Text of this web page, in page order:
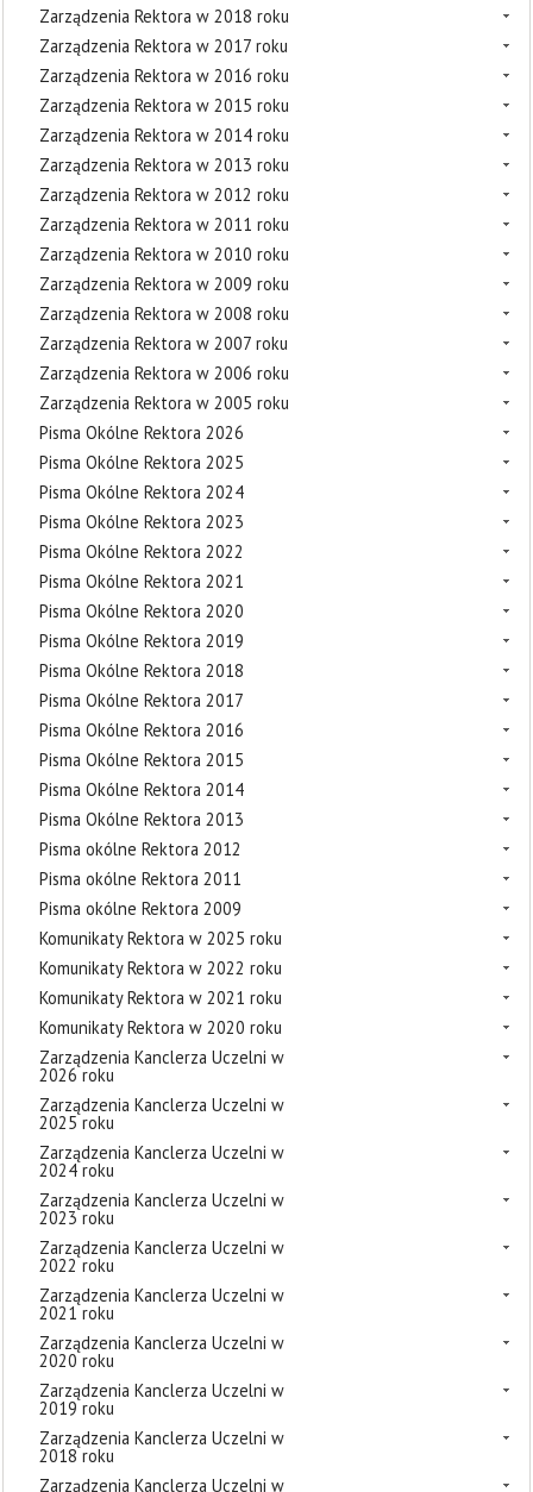
Zarządzenia Rektora w 2018 roku
Zarządzenia Rektora w 2017 roku
Zarządzenia Rektora w 2016 roku
Zarządzenia Rektora w 2015 roku
Zarządzenia Rektora w 2014 roku
Zarządzenia Rektora w 2013 roku
Zarządzenia Rektora w 2012 roku
Zarządzenia Rektora w 2011 roku
Zarządzenia Rektora w 2010 roku
Zarządzenia Rektora w 2009 roku
Zarządzenia Rektora w 2008 roku
Zarządzenia Rektora w 2007 roku
Zarządzenia Rektora w 2006 roku
Zarządzenia Rektora w 2005 roku
Pisma Okólne Rektora 2026
Pisma Okólne Rektora 2025
Pisma Okólne Rektora 2024
Pisma Okólne Rektora 2023
Pisma Okólne Rektora 2022
Pisma Okólne Rektora 2021
Pisma Okólne Rektora 2020
Pisma Okólne Rektora 2019
Pisma Okólne Rektora 2018
Pisma Okólne Rektora 2017
Pisma Okólne Rektora 2016
Pisma Okólne Rektora 2015
Pisma Okólne Rektora 2014
Pisma Okólne Rektora 2013
Pisma okólne Rektora 2012
Pisma okólne Rektora 2011
Pisma okólne Rektora 2009
Komunikaty Rektora w 2025 roku
Komunikaty Rektora w 2022 roku
Komunikaty Rektora w 2021 roku
Komunikaty Rektora w 2020 roku
Zarządzenia Kanclerza Uczelni w
2026 roku
Zarządzenia Kanclerza Uczelni w
2025 roku
Zarządzenia Kanclerza Uczelni w
2024 roku
Zarządzenia Kanclerza Uczelni w
2023 roku
Zarządzenia Kanclerza Uczelni w
2022 roku
Zarządzenia Kanclerza Uczelni w
2021 roku
Zarządzenia Kanclerza Uczelni w
2020 roku
Zarządzenia Kanclerza Uczelni w
2019 roku
Zarządzenia Kanclerza Uczelni w
2018 roku
Zarządzenia Kanclerza Uczelni w